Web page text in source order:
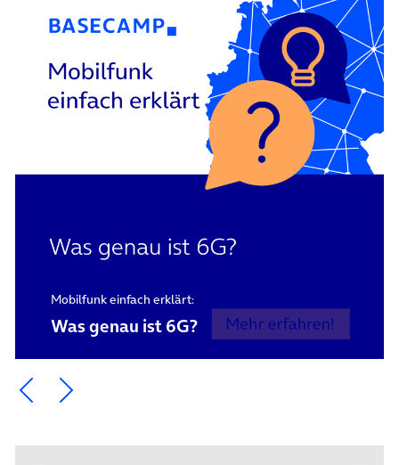
Mobilfunk einfach erklärt:
Was genau ist 6G?
Ein Element zurück blättern
Ein Element weiter blättern